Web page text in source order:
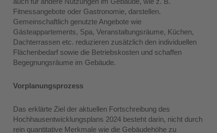
Fitnessangebote oder Gastronomie, darstellen.
Gemeinschaftlich genutzte Angebote wie
Gästeappartements, Spa, Veranstaltungsräume, Küchen,
Dachterrassen etc. reduzieren zusätzlich den individuellen
Flächenbedarf sowie die Betriebskosten und schaffen
Begegnungsräume im Gebäude.
Vorplanungsprozess
Das erklärte Ziel der aktuellen Fortschreibung des
Hochhausentwicklungsplans 2024 besteht darin, nicht durch
rein quantitative Merkmale wie die Gebäudehöhe zu